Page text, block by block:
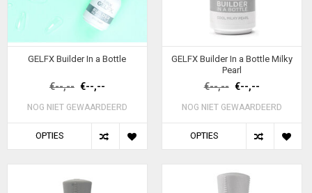
GELFX Builder In a Bottle
€--,-- €--,--
NOG NIET GEWAARDEERD
OPTIES
GELFX Builder In a Bottle Milky
Pearl
€--,-- €--,--
NOG NIET GEWAARDEERD
OPTIES